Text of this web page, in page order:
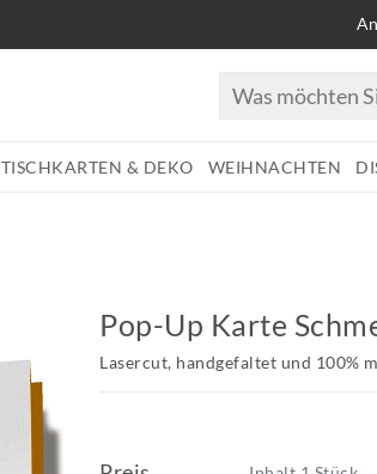
TISCHKARTEN & DEKO WEIHNACHTEN
Pop-Up Karte
Lasercut, handgefaltet und 100%